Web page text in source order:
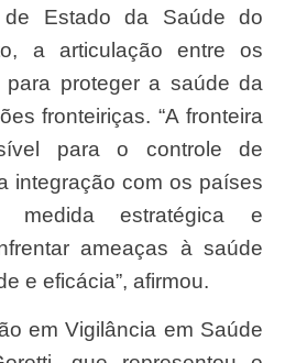
a articulação entre os
proteger a saúde da
fronteiriças. “A fronteira
para o controle de
integração com os países
estratégica e
ameaças à saúde
e eficácia”, afirmou.